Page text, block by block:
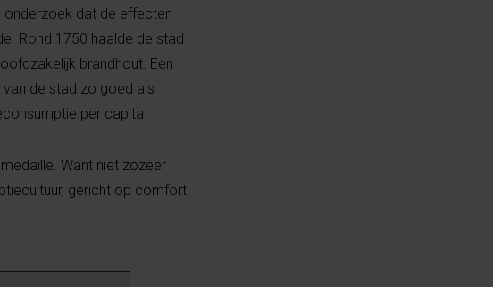
onderzoek dat de effecten
Rond 1750 haalde de stad
brandhout. Een
de stad zo goed als
per capita.
Want niet zozeer
gericht op comfort